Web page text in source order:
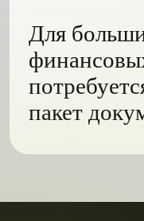
Для
пакет